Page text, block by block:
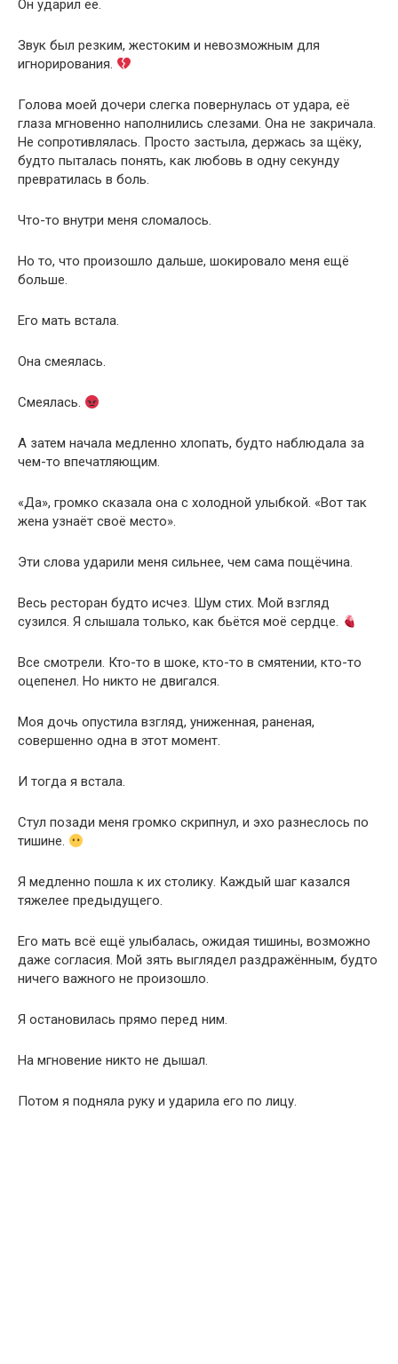
Он ударил её.
Звук был резким, жестоким и невозможным для
игнорирования.
Голова моей дочери слегка повернулась от удара, её
глаза мгновенно наполнились слезами. Она не закричала.
Не сопротивлялась. Просто застыла, держась за щёку,
будто пыталась понять, как любовь в одну секунду
превратилась в боль.
Что-то внутри меня сломалось.
Но то, что произошло дальше, шокировало меня ещё
больше.
Его мать встала.
Она смеялась.
Смеялась.
А затем начала медленно хлопать, будто наблюдала за
чем-то впечатляющим.
«Да», громко сказала она с холодной улыбкой. «Вот так
жена узнаёт своё место».
Эти слова ударили меня сильнее, чем сама пощёчина.
Весь ресторан будто исчез. Шум стих. Мой взгляд
сузился. Я слышала только, как бьётся моё сердце.
Все смотрели. Кто-то в шоке, кто-то в смятении, кто-то
оцепенел. Но никто не двигался.
Моя дочь опустила взгляд, униженная, раненая,
совершенно одна в этот момент.
И тогда я встала.
Стул позади меня громко скрипнул, и эхо разнеслось по
тишине.
Я медленно пошла к их столику. Каждый шаг казался
тяжелее предыдущего.
Его мать всё ещё улыбалась, ожидая тишины, возможно
даже согласия. Мой зять выглядел раздражённым, будто
ничего важного не произошло.
Я остановилась прямо перед ним.
На мгновение никто не дышал.
Потом я подняла руку и ударила его по лицу.